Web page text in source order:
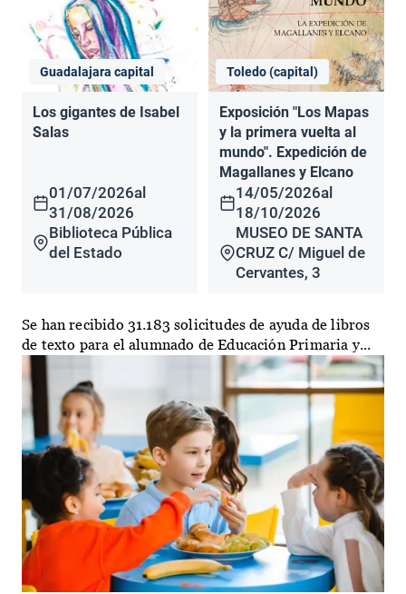
Guadalajara capital
Los gigantes de Isabel
Salas
01/07/2026al
31/08/2026
Biblioteca Pública
del Estado
Toledo (capital)
Exposición "Los Mapas
y la primera vuelta al
mundo". Expedición de
Magallanes y Elcano
14/05/2026al
18/10/2026
MUSEO DE SANTA
CRUZ C/ Miguel de
Cervantes, 3
Se han recibido 31.183 solicitudes de ayuda de libros
de texto para el alumnado de Educación Primaria y...